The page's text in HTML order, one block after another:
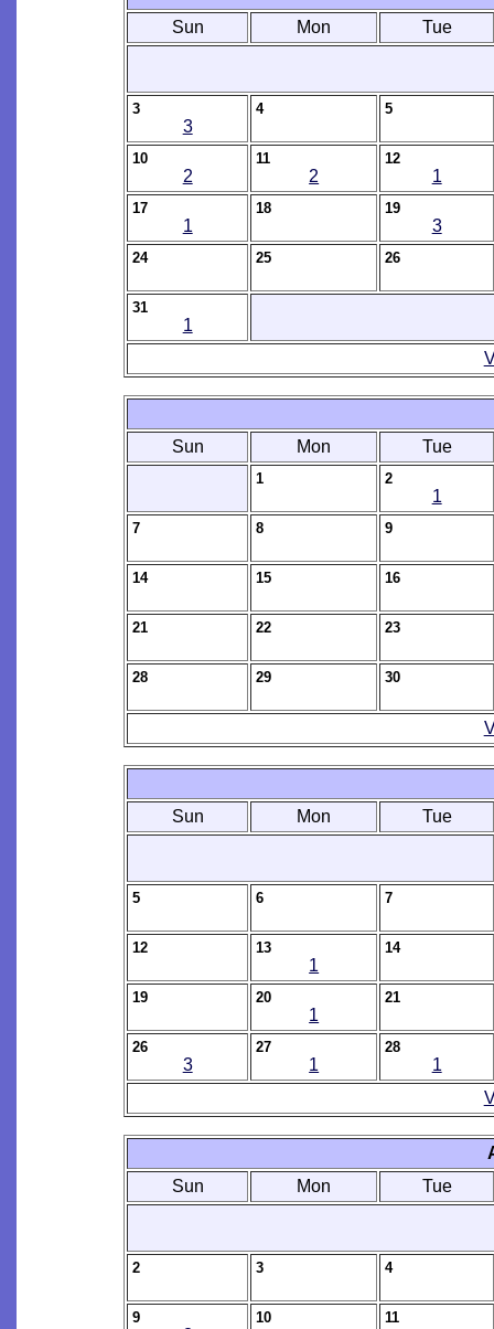
Sun Mon Tue
3
3
4 5
10
2
11
2
12
1
17
1
18 19
3
24 25 26
31
1
Sun Mon Tue
1 2
1
7 8 9
14 15 16
21 22 23
28 29 30
Sun Mon Tue
5 6 7
12 13
1
14
19 20
1
21
26
3
27
1
28
1
Sun
Mon Tue
2 3 4
9 10 11